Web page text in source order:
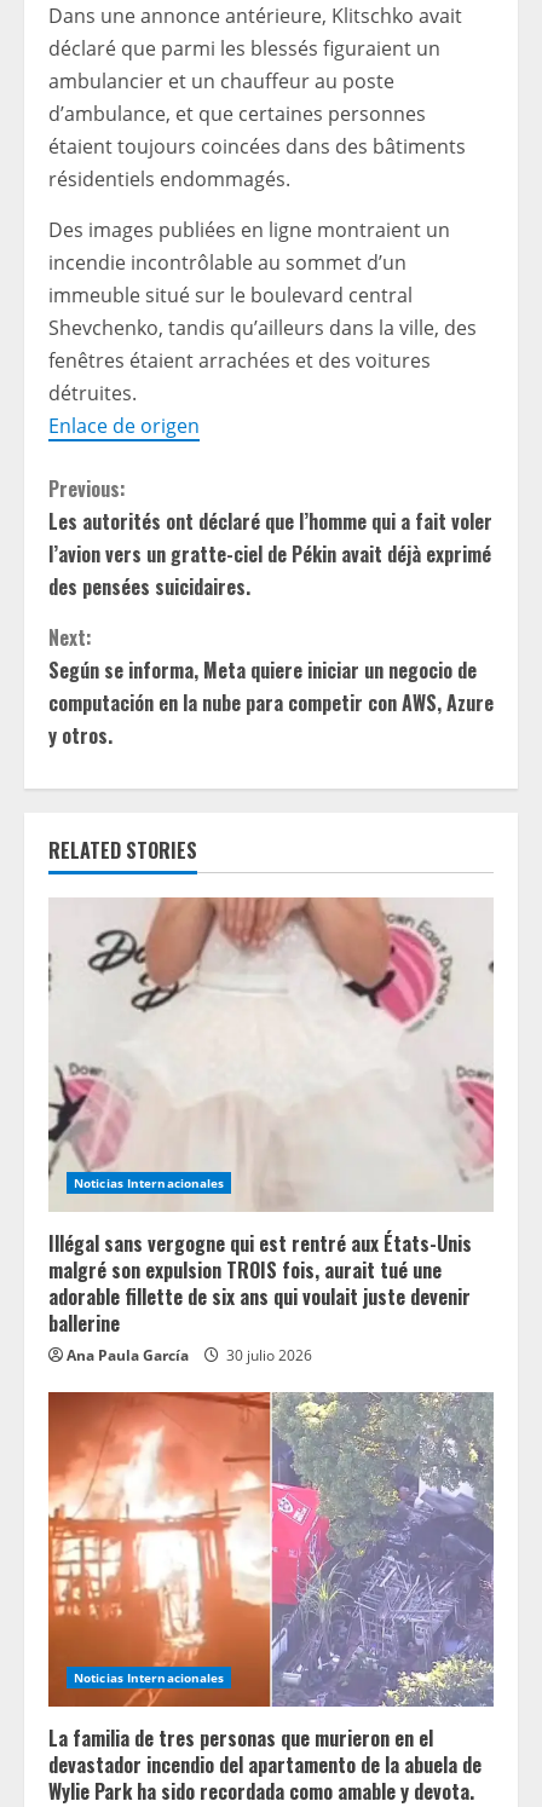
Dans une annonce antérieure, Klitschko avait
déclaré que parmi les blessés figuraient un
ambulancier et un chauffeur au poste
d’ambulance, et que certaines personnes
étaient toujours coincées dans des bâtiments
résidentiels endommagés.
Des images publiées en ligne montraient un
incendie incontrôlable au sommet d’un
immeuble situé sur le boulevard central
Shevchenko, tandis qu’ailleurs dans la ville, des
fenêtres étaient arrachées et des voitures
détruites.
Enlace de origen
C
o
n
t
i
n
u
e
R
e
a
d
i
n
g
Previous:
Les autorités ont déclaré que l’homme qui a fait voler
l’avion vers un gratte-ciel de Pékin avait déjà exprimé
des pensées suicidaires.
Next:
Según se informa, Meta quiere iniciar un negocio de
computación en la nube para competir con AWS, Azure
y otros.
RELATED STORIES
Noticias Internacionales
Illégal sans vergogne qui est rentré aux États-Unis
malgré son expulsion TROIS fois, aurait tué une
adorable fillette de six ans qui voulait juste devenir
ballerine
Ana Paula García 30 julio 2026
Noticias Internacionales
La familia de tres personas que murieron en el
devastador incendio del apartamento de la abuela de
Wylie Park ha sido recordada como amable y devota.